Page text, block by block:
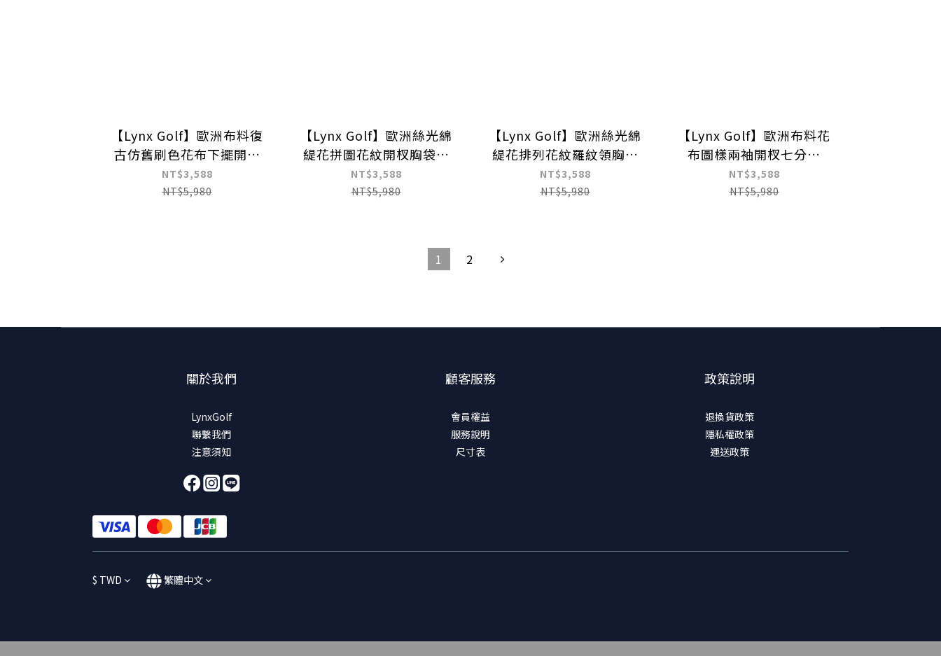
【Lynx Golf】歐洲布料復
古仿舊刷色花布下擺開杈
短袖POLO衫
NT$3,588
NT$5,980
【Lynx Golf】歐洲絲光綿
緹花拼圖花紋開杈胸袋短
袖POLO衫
NT$3,588
NT$5,980
【Lynx Golf】歐洲絲光綿
緹花排列花紋羅紋領胸袋
短袖POLO衫
NT$3,588
NT$5,980
【Lynx Golf】歐洲布料花
布圖樣兩袖開杈七分袖
POLO衫
NT$3,588
NT$5,980
1 2
關於我們
LynxGolf
聯繫我們
注意須知
顧客服務
會員權益
服務說明
尺寸表
政策說明
退換貨政策
隱私權政策
運送政策
$ TWD 繁體中文